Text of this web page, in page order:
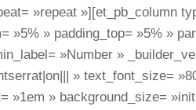
»repeat »][et_pb_column
»5% » padding_top= »5% »
»Number »
» text_font_size=
»1em » background_size=